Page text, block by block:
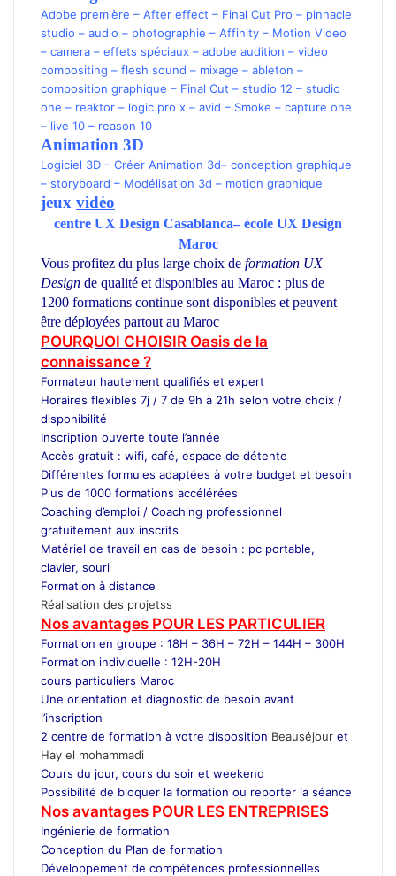
Adobe première – After effect – Final Cut Pro – pinnacle
studio – audio – photographie – Affinity – Motion Video
– camera – effets spéciaux – adobe audition – video
compositing – flesh sound – mixage – ableton –
composition graphique – Final Cut – studio 12 – studio
one – reaktor – logic pro x – avid – Smoke – capture one
– live 10 – reason 10
Animation 3D
Logiciel 3D – Créer Animation 3d– conception graphique
– storyboard – Modélisation 3d – motion graphique
jeux vidéo
centre UX Design Casablanca– école UX Design
Maroc
Vous profitez du plus large choix de formation UX
Design de qualité et disponibles au Maroc : plus de
1200 formations continue sont disponibles et peuvent
être déployées partout au Maroc
POURQUOI CHOISIR Oasis de la
connaissance ?
Formateur hautement qualifiés et expert
Horaires flexibles 7j / 7 de 9h à 21h selon votre choix /
disponibilité
Inscription ouverte toute l’année
Accès gratuit : wifi, café, espace de détente
Différentes formules adaptées à votre budget et besoin
Plus de 1000 formations accélérées
Coaching d’emploi / Coaching professionnel
gratuitement aux inscrits
Matériel de travail en cas de besoin : pc portable,
clavier, souri
Formation à distance
Réalisation des projetss
Nos avantages POUR LES PARTICULIER
Formation en groupe : 18H – 36H – 72H – 144H – 300H
Formation individuelle : 12H-20H
cours particuliers Maroc
Une orientation et diagnostic de besoin avant
l’inscription
2 centre de formation à votre disposition Beauséjour et
Hay el mohammadi
Cours du jour, cours du soir et weekend
Possibilité de bloquer la formation ou reporter la séance
Nos avantages POUR LES ENTREPRISES
Ingénierie de formation
Conception du Plan de formation
Développement de compétences professionnelles